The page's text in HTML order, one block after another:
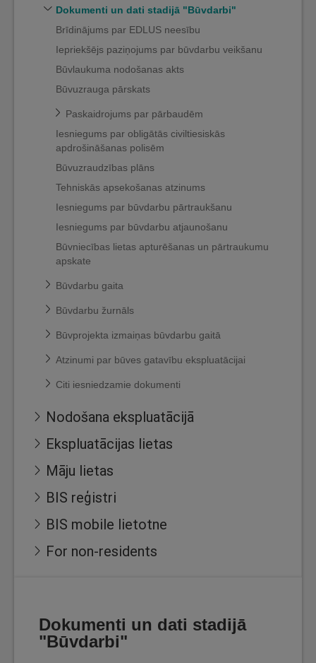
Dokumenti un dati stadijā "Būvdarbi"
Brīdinājums par EDLUS neesību
Iepriekšējs paziņojums par būvdarbu veikšanu
Būvlaukuma nodošanas akts
Būvuzrauga pārskats
Paskaidrojums par pārbaudēm
Iesniegums par obligātās civiltiesiskās
apdrošināšanas polisēm
Būvuzraudzības plāns
Tehniskās apsekošanas atzinums
Iesniegums par būvdarbu pārtraukšanu
Iesniegums par būvdarbu atjaunošanu
Būvniecības lietas apturēšanas un pārtraukumu
apskate
Būvdarbu gaita
Būvdarbu žurnāls
Būvprojekta izmaiņas būvdarbu gaitā
Atzinumi par būves gatavību ekspluatācijai
Citi iesniedzamie dokumenti
Nodošana ekspluatācijā
Ekspluatācijas lietas
Māju lietas
BIS reģistri
BIS mobile lietotne
For non-residents
Dokumenti un dati stadijā
"Būvdarbi"